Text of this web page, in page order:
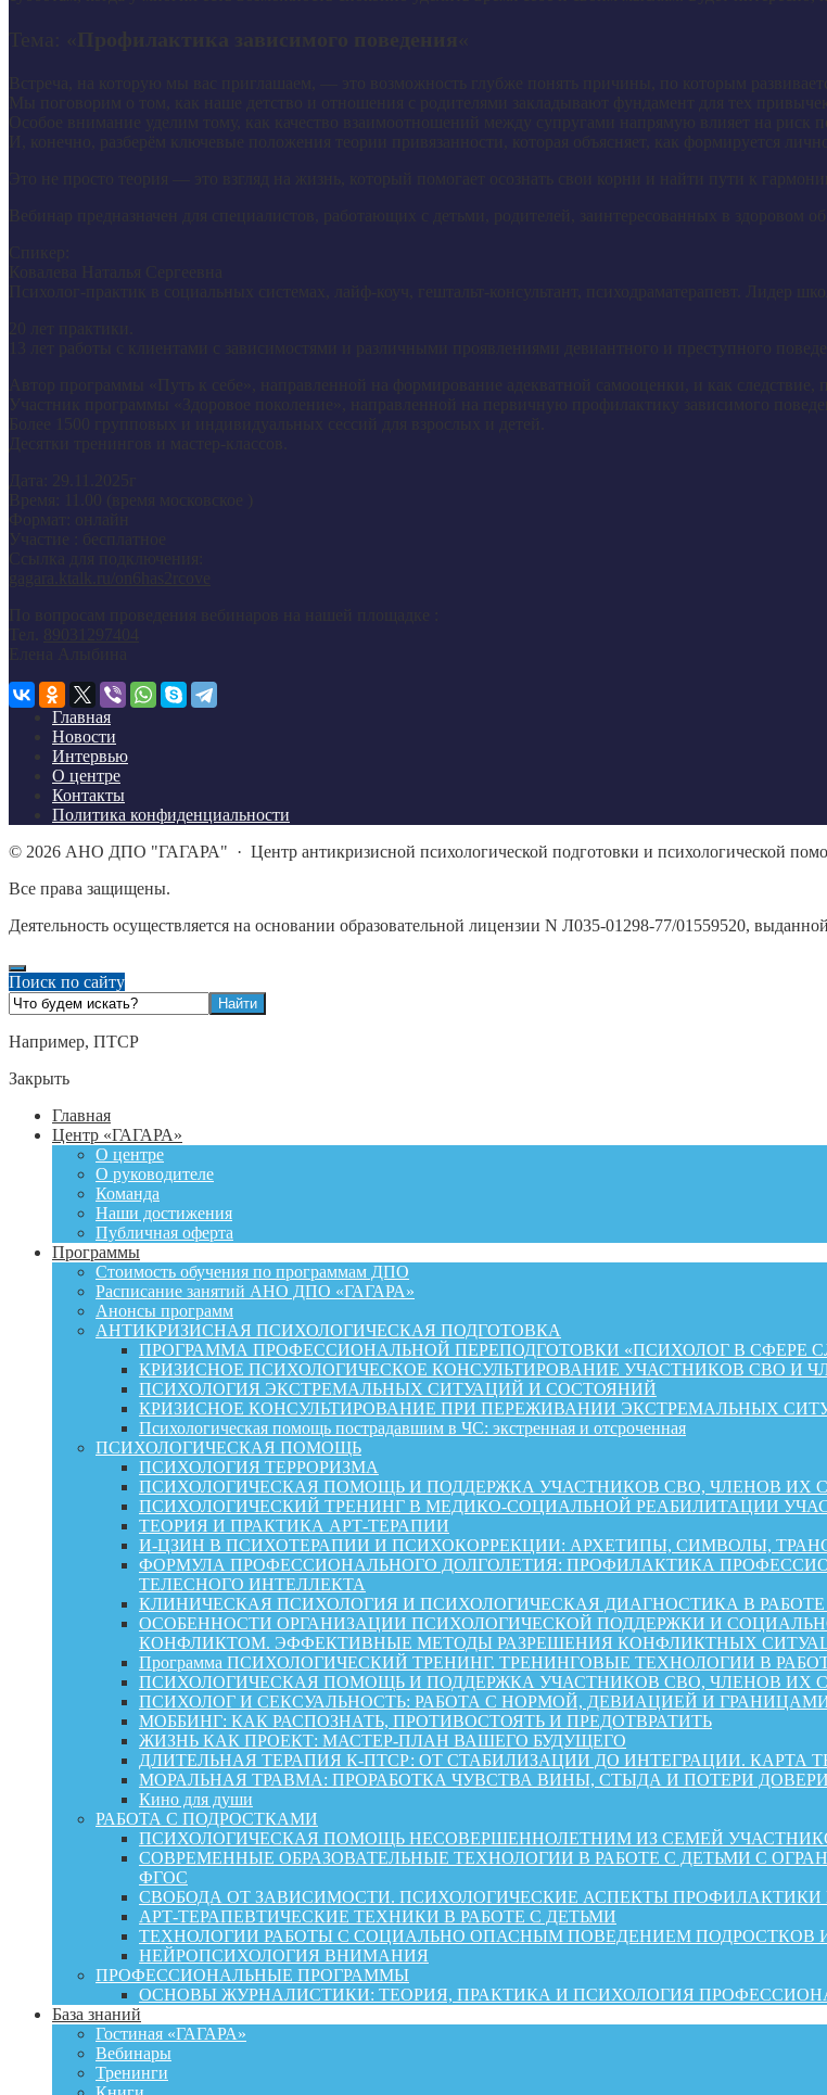
Главная
Новости
Интервью
О центре
Контакты
Политика конфиденциальности
© 2026 АНО ДПО "ГАГАРА" · Центр антикризисной психологической подготовки и психологической
Все права защищены.
Деятельность осуществляется на основании образовательной лицензии N Л035-01298-77/01559520,
Поиск по сайту
Например, ПТСР
Закрыть
Главная
Центр «ГАГАРА»
О центре
О руководителе
Команда
Наши достижения
Публичная оферта
Программы
Стоимость обучения по программам ДПО
Расписание занятий АНО ДПО «ГАГАРА»
Анонсы программ
АНТИКРИЗИСНАЯ ПСИХОЛОГИЧЕСКАЯ ПОДГОТОВКА
ПРОГРАММА ПРОФЕССИОНАЛЬНОЙ ПЕРЕПОДГОТОВКИ «ПСИХОЛОГ В СФЕРЕ
КРИЗИСНОЕ ПСИХОЛОГИЧЕСКОЕ КОНСУЛЬТИРОВАНИЕ УЧАСТНИКОВ СВО И
ПСИХОЛОГИЯ ЭКСТРЕМАЛЬНЫХ СИТУАЦИЙ И СОСТОЯНИЙ
КРИЗИСНОЕ КОНСУЛЬТИРОВАНИЕ ПРИ ПЕРЕЖИВАНИИ ЭКСТРЕМАЛЬНЫХ
Психологическая помощь пострадавшим в ЧС: экстренная и отсроченная
ПСИХОЛОГИЧЕСКАЯ ПОМОЩЬ
ПСИХОЛОГИЯ ТЕРРОРИЗМА
ПСИХОЛОГИЧЕСКАЯ ПОМОЩЬ И ПОДДЕРЖКА УЧАСТНИКОВ СВО, ЧЛЕНОВ ИХ
ПСИХОЛОГИЧЕСКИЙ ТРЕНИНГ В МЕДИКО-СОЦИАЛЬНОЙ РЕАБИЛИТАЦИИ
ТЕОРИЯ И ПРАКТИКА АРТ-ТЕРАПИИ
И-ЦЗИН В ПСИХОТЕРАПИИ И ПСИХОКОРРЕКЦИИ: АРХЕТИПЫ, СИМВОЛЫ,
ФОРМУЛА ПРОФЕССИОНАЛЬНОГО ДОЛГОЛЕТИЯ: ПРОФИЛАКТИКА
ТЕЛЕСНОГО ИНТЕЛЛЕКТА
КЛИНИЧЕСКАЯ ПСИХОЛОГИЯ И ПСИХОЛОГИЧЕСКАЯ ДИАГНОСТИКА В
ОСОБЕННОСТИ ОРГАНИЗАЦИИ ПСИХОЛОГИЧЕСКОЙ ПОДДЕРЖКИ И
КОНФЛИКТОМ. ЭФФЕКТИВНЫЕ МЕТОДЫ РАЗРЕШЕНИЯ КОНФЛИКТНЫХ
Программа ПСИХОЛОГИЧЕСКИЙ ТРЕНИНГ. ТРЕНИНГОВЫЕ ТЕХНОЛОГИИ В
ПСИХОЛОГИЧЕСКАЯ ПОМОЩЬ И ПОДДЕРЖКА УЧАСТНИКОВ СВО, ЧЛЕНОВ ИХ
ПСИХОЛОГ И СЕКСУАЛЬНОСТЬ: РАБОТА С НОРМОЙ, ДЕВИАЦИЕЙ И
МОББИНГ: КАК РАСПОЗНАТЬ, ПРОТИВОСТОЯТЬ И ПРЕДОТВРАТИТЬ
ЖИЗНЬ КАК ПРОЕКТ: МАСТЕР‑ПЛАН ВАШЕГО БУДУЩЕГО
ДЛИТЕЛЬНАЯ ТЕРАПИЯ К-ПТСР: ОТ СТАБИЛИЗАЦИИ ДО ИНТЕГРАЦИИ.
МОРАЛЬНАЯ ТРАВМА: ПРОРАБОТКА ЧУВСТВА ВИНЫ, СТЫДА И ПОТЕРИ
Кино для души
РАБОТА С ПОДРОСТКАМИ
ПСИХОЛОГИЧЕСКАЯ ПОМОЩЬ НЕСОВЕРШЕННОЛЕТНИМ ИЗ СЕМЕЙ
СОВРЕМЕННЫЕ ОБРАЗОВАТЕЛЬНЫЕ ТЕХНОЛОГИИ В РАБОТЕ С ДЕТЬМИ С
ФГОС
СВОБОДА ОТ ЗАВИСИМОСТИ. ПСИХОЛОГИЧЕСКИЕ АСПЕКТЫ
АРТ-ТЕРАПЕВТИЧЕСКИЕ ТЕХНИКИ В РАБОТЕ С ДЕТЬМИ
ТЕХНОЛОГИИ РАБОТЫ С СОЦИАЛЬНО ОПАСНЫМ ПОВЕДЕНИЕМ ПОДРОСТКОВ
НЕЙРОПСИХОЛОГИЯ ВНИМАНИЯ
ПРОФЕССИОНАЛЬНЫЕ ПРОГРАММЫ
ОСНОВЫ ЖУРНАЛИСТИКИ: ТЕОРИЯ, ПРАКТИКА И ПСИХОЛОГИЯ
База знаний
Гостиная «ГАГАРА»
Вебинары
Тренинги